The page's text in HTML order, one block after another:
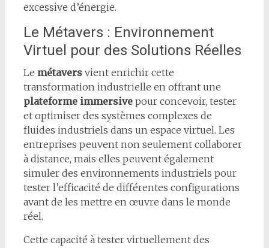
excessive d’énergie.
Le Métavers : Environnement
Virtuel pour des Solutions Réelles
Le métaversvient enrichir cette
transformation industrielle en offrant une
plateforme immersivepour concevoir, tester
et optimiser des systèmes complexes de
fluides industriels dans un espace virtuel. Les
entreprises peuvent non seulement collaborer
à distance, mais elles peuvent également
simuler des environnements industriels pour
tester l’efficacité de différentes configurations
avant de les mettre en œuvre dans le monde
réel.
Cette capacité à tester virtuellement des